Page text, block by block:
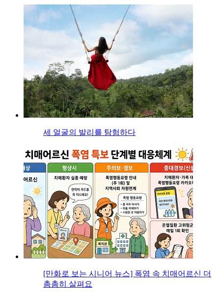
세 얼굴의 발리를 탐험하다
[만화로 보는 시니어 뉴스] 폭염 속 치매어르신 더
촘촘히 살펴요